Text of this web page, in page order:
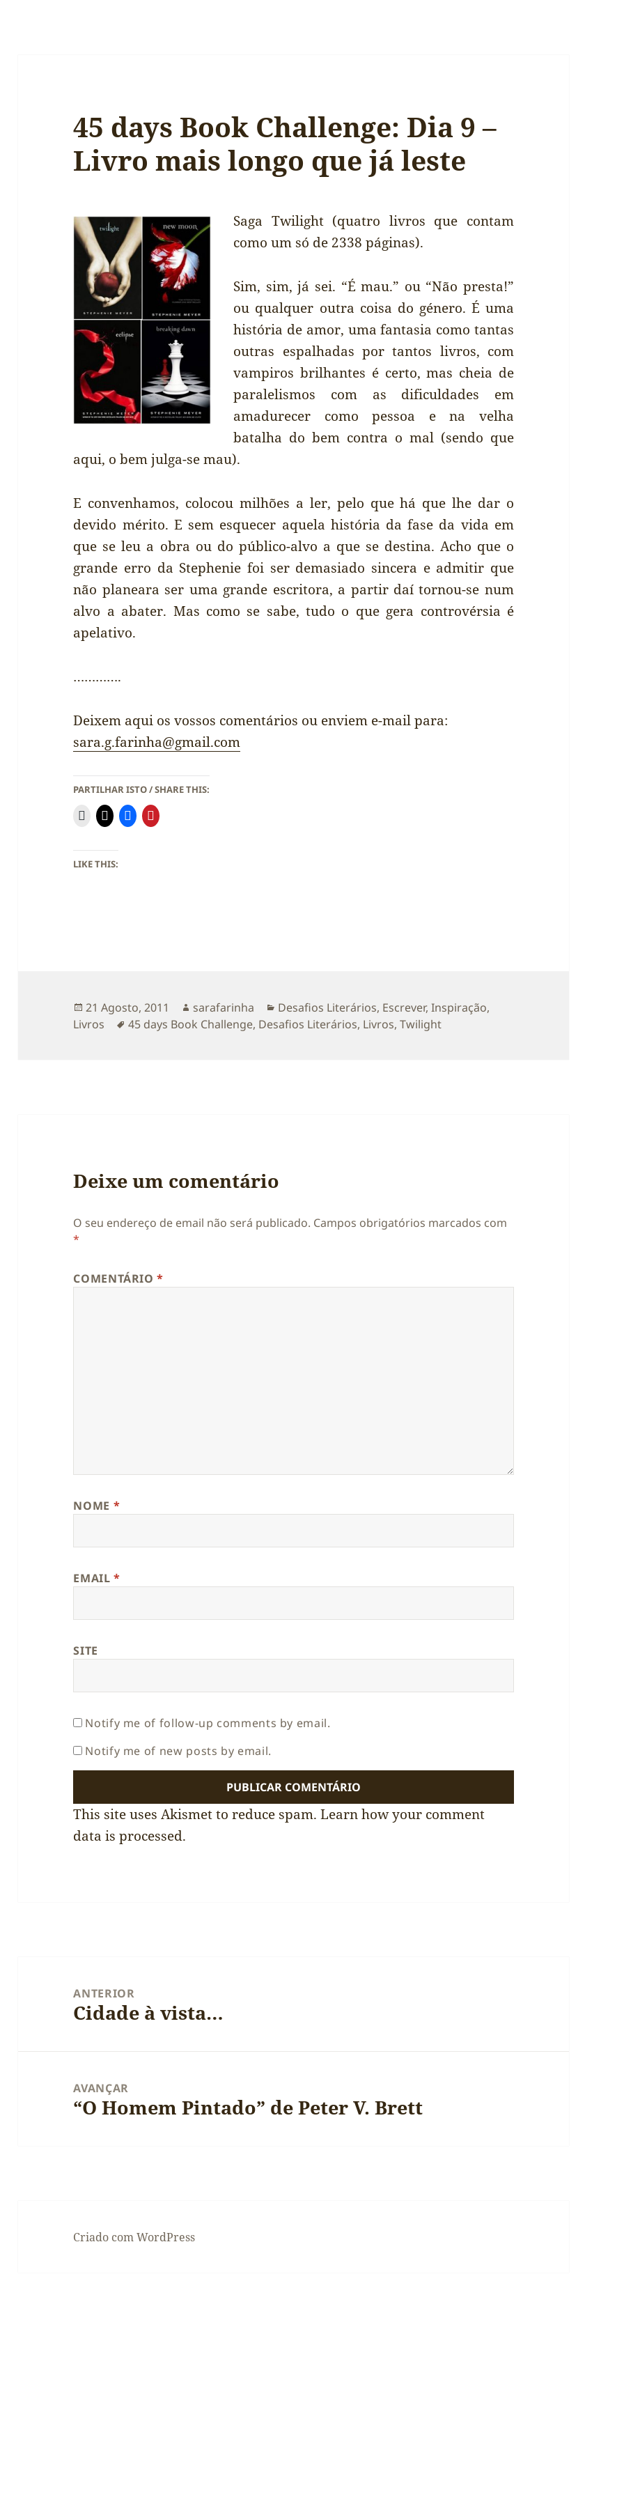
45 days Book Challenge: Dia 9 –
Livro mais longo que já leste
Saga Twilight (quatro livros que contam
como um só de 2338 páginas).
Sim, sim, já sei. “É mau.” ou “Não presta!”
ou qualquer outra coisa do género. É uma
história de amor, uma fantasia como tantas
outras espalhadas por tantos livros, com
vampiros brilhantes é certo, mas cheia de
paralelismos com as dificuldades em
amadurecer como pessoa e na velha
batalha do bem contra o mal (sendo que
aqui, o bem julga-se mau).
E convenhamos, colocou milhões a ler, pelo que há que lhe dar o
devido mérito. E sem esquecer aquela história da fase da vida em
que se leu a obra ou do público-alvo a que se destina. Acho que o
grande erro da Stephenie foi ser demasiado sincera e admitir que
não planeara ser uma grande escritora, a partir daí tornou-se num
alvo a abater. Mas como se sabe, tudo o que gera controvérsia é
apelativo.
………….
Deixem aqui os vossos comentários ou enviem e-mail para:
sara.g.farinha@gmail.com
PARTILHAR ISTO / SHARE THIS:
LIKE THIS:
Publicado
a
21 Agosto, 2011 Autor
sarafarinha Categorias
Desafios Literários, Escrever,Inspiração,
Livros
Etiquetas
45 days Book Challenge, Desafios Literários, Livros,Twilight
Deixe um comentário
O seu endereço de email não será publicado. Campos obrigatórios marcados com
*
COMENTÁRIO*
NOME *
EMAIL*
SITE
Notify me of follow-up comments by email.
Notify me of new posts by email.
This site uses Akismet to reduce spam.Learn how your comment
data is processed.
ANTERIOR
Artigo
Cidade à vista…
AVANÇAR
Artigo
“O Homem Pintado” de Peter V. Brett
Criado com WordPress